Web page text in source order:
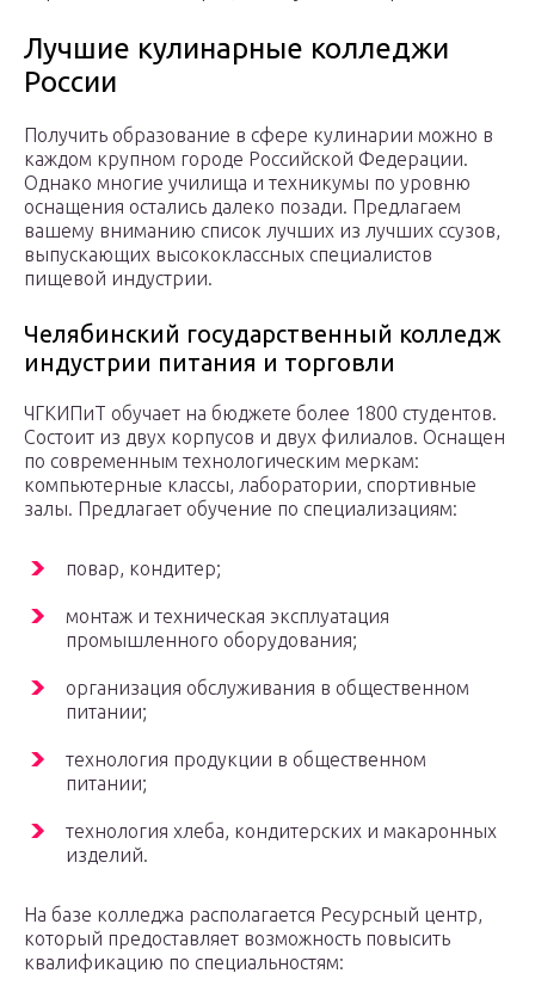
Лучшие кулинарные колледжи
России
Получить образование в сфере кулинарии можно в
каждом крупном городе Российской Федерации.
Однако многие училища и техникумы по уровню
оснащения остались далеко позади. Предлагаем
вашему вниманию список лучших из лучших ссузов,
выпускающих высококлассных специалистов
пищевой индустрии.
Челябинский государственный колледж
индустрии питания и торговли
ЧГКИПиТ обучает на бюджете более 1800 студентов.
Состоит из двух корпусов и двух филиалов. Оснащен
по современным технологическим меркам:
компьютерные классы, лаборатории, спортивные
залы. Предлагает обучение по специализациям:
повар, кондитер;
монтаж и техническая эксплуатация
промышленного оборудования;
организация обслуживания в общественном
питании;
технология продукции в общественном
питании;
технология хлеба, кондитерских и макаронных
изделий.
На базе колледжа располагается Ресурсный центр,
который предоставляет возможность повысить
квалификацию по специальностям: